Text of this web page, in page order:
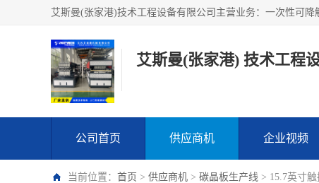
艾斯曼(张家港) 技术工程
公司首页 供应商机 企业视频
当前位置： 首页 > 供应商机 > 碳晶板生产线 > 15.7英寸